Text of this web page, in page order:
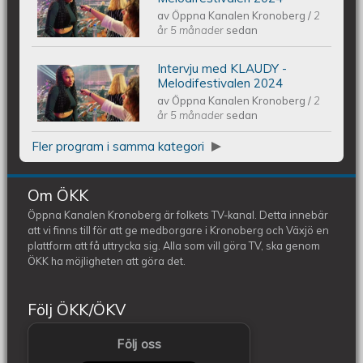
Melodifestivalen 2024
av Öppna Kanalen Kronoberg/ 2
år 5 månader sedan
Intervju med KLAUDY -
Melodifestivalen 2024
Intervju med KLAUDY -
Melodifestivalen 2024
av Öppna Kanalen Kronoberg/ 2
år 5 månader sedan
Fler program i samma kategori
Om ÖKK
Öppna Kanalen Kronoberg är folkets TV-kanal. Detta innebär
att vi finns till för att ge medborgare i Kronoberg och Växjö en
plattform att få uttrycka sig. Alla som vill göra TV, ska genom
ÖKK ha möjligheten att göra det.
Följ ÖKK/ÖKV
Följ oss